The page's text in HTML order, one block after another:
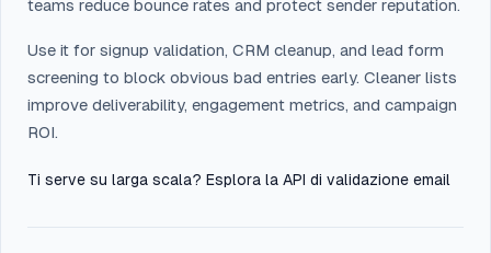
teams reduce bounce rates and protect sender reputation.
Use it for signup validation, CRM cleanup, and lead form
screening to block obvious bad entries early. Cleaner lists
improve deliverability, engagement metrics, and campaign
ROI.
Ti serve su larga scala? Esplora la API di validazione email